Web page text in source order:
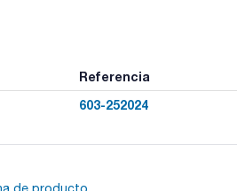
Referencia
603-252024
de producto